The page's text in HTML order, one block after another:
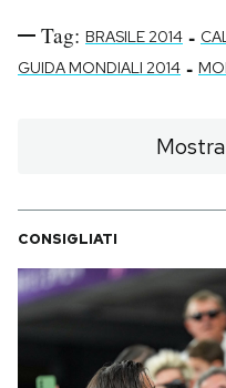
Tag: BRASILE 2014 -
GUIDA MONDIALI 2014 -
CONSIGLIATI